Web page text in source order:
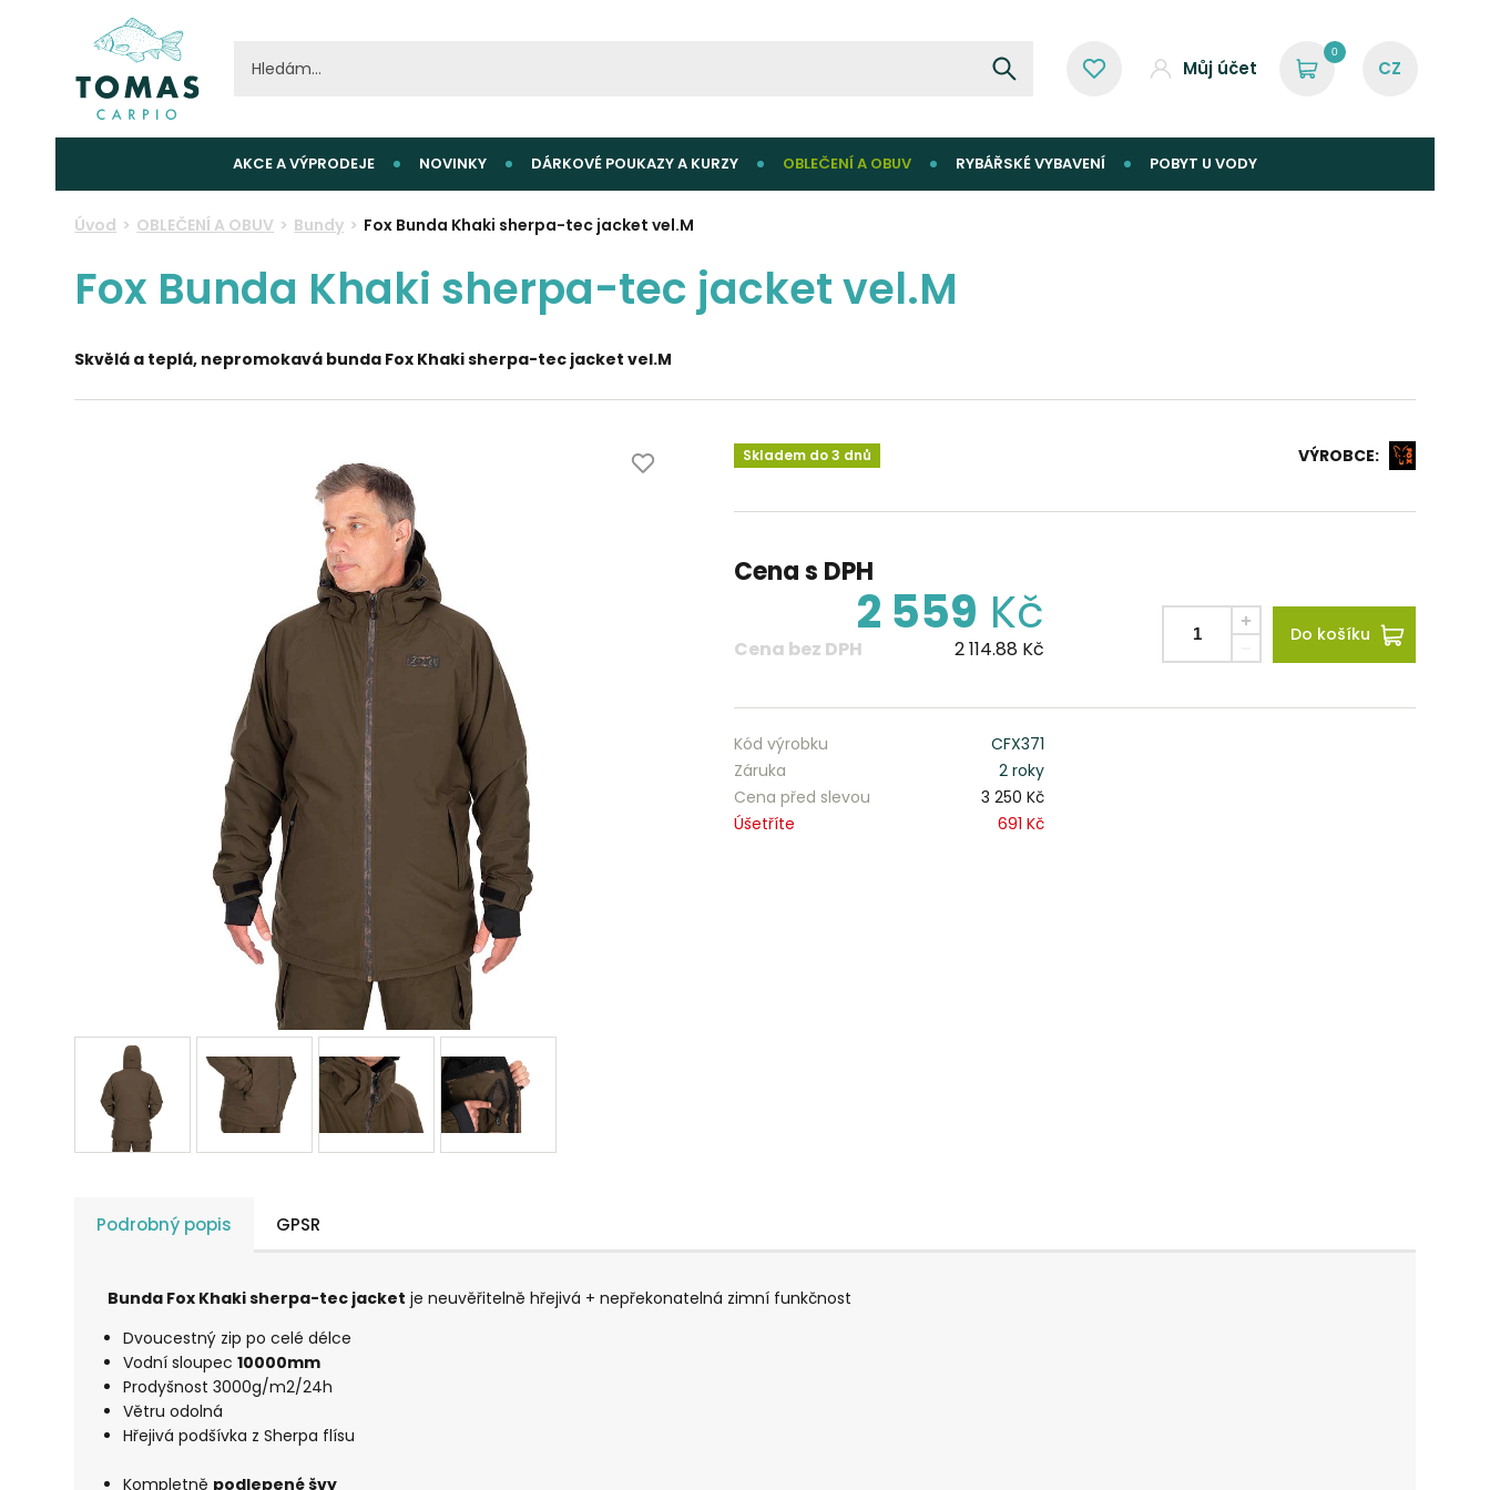
Můj účet
0
AKCE A VÝPRODEJE NOVINKY DÁRKOVÉ POUKAZY A KURZY OBLEČENÍ A OBUV RYBÁŘSKÉ VYBAVENÍ POBYT U VODY
Úvod OBLEČENÍ A OBUV Bundy Fox Bunda Khaki sherpa-tec jacket vel.M
Fox Bunda Khaki sherpa-tec jacket vel.M
Skvělá a teplá, nepromokavá bunda Fox Khaki sherpa-tec jacket vel.M
Skladem do 3 dnů VÝROBCE:
Cena s DPH
2 559 Kč
Cena bez DPH 2 114.88 Kč
Do košíku
Kód výrobku
CFX371
Záruka
2 roky
Cena před slevou
3 250 Kč
Úšetříte
691 Kč
Podrobný popis GPSR
Bunda Fox Khaki sherpa-tec jacket je neuvěřitelně hřejivá + nepřekonatelná zimní funkčnost
Dvoucestný zip po celé délce
Vodní sloupec10000mm
Prodyšnost 3000g/m2/24h
Větru odolná
Hřejivá podšívka z Sherpa flísu
Kompletně podlepené švy